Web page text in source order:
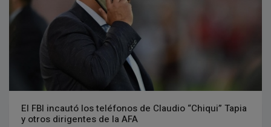
El FBI incautó los teléfonos de Claudio “Chiqui” Tapia
y otros dirigentes de la AFA